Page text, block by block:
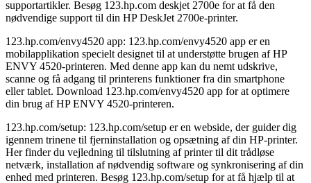
supportartikler. Besøg 123.hp.com deskjet 2700e for at få den
nødvendige support til din HP DeskJet 2700e-printer.
123.hp.com/envy4520 app: 123.hp.com/envy4520 app er en
mobilapplikation specielt designet til at understøtte brugen af HP
ENVY 4520-printeren. Med denne app kan du nemt udskrive,
scanne og få adgang til printerens funktioner fra din smartphone
eller tablet. Download 123.hp.com/envy4520 app for at optimere
din brug af HP ENVY 4520-printeren.
123.hp.com/setup: 123.hp.com/setup er en webside, der guider dig
igennem trinene til fjerninstallation og opsætning af din HP-printer.
Her finder du vejledning til tilslutning af printer til dit trådløse
netværk, installation af nødvendig software og synkronisering af din
enhed med printeren. Besøg 123.hp.com/setup for at få hjælp til at